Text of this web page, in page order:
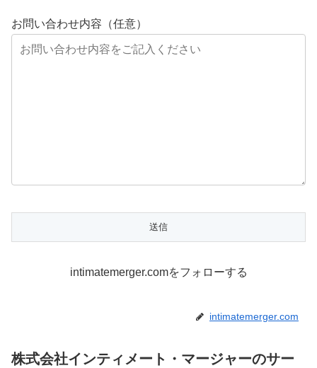
お問い合わせ内容（任意）
intimatemerger.comをフォローする
intimatemerger.com
株式会社インティメート・マージャーのサー